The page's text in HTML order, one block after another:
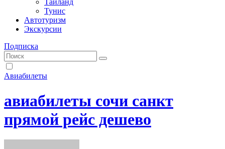
Таиланд
Тунис
Автотуризм
Экскурсии
Подписка
Авиабилеты
авиабилеты сочи санкт
прямой рейс дешево